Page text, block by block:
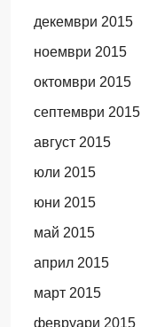
декември 2015
ноември 2015
октомври 2015
септември 2015
август 2015
юли 2015
юни 2015
май 2015
април 2015
март 2015
февруари 2015